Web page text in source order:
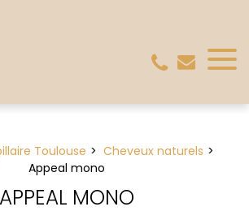
Toulouse
Cheveux naturels
Appeal mono
APPEAL MONO
cookies